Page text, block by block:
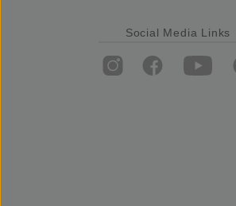
Social Media Links